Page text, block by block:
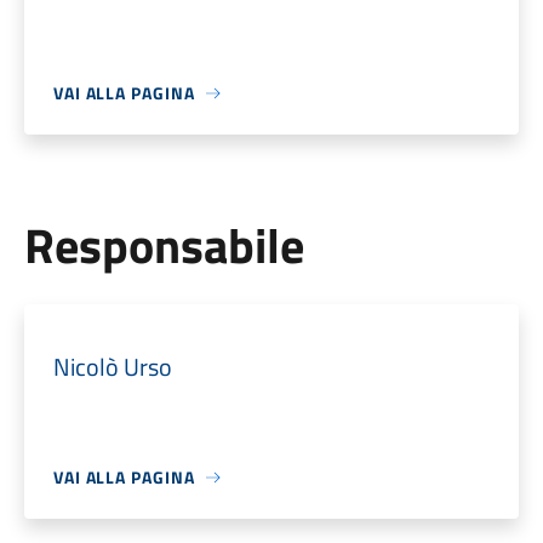
VAI ALLA PAGINA
Responsabile
Nicolò Urso
VAI ALLA PAGINA